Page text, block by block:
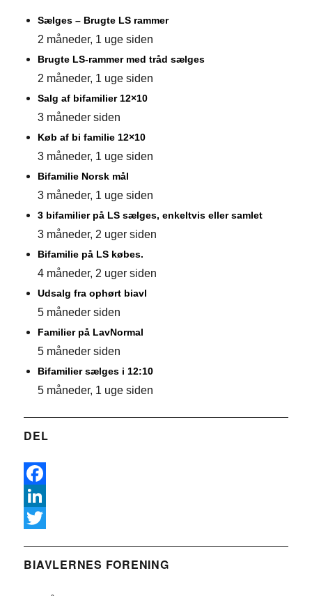
Sælges – Brugte LS rammer
2 måneder, 1 uge siden
Brugte LS-rammer med tråd sælges
2 måneder, 1 uge siden
Salg af bifamilier 12×10
3 måneder siden
Køb af bi familie 12×10
3 måneder, 1 uge siden
Bifamilie Norsk mål
3 måneder, 1 uge siden
3 bifamilier på LS sælges, enkeltvis eller samlet
3 måneder, 2 uger siden
Bifamilie på LS købes.
4 måneder, 2 uger siden
Udsalg fra ophørt biavl
5 måneder siden
Familier på LavNormal
5 måneder siden
Bifamilier sælges i 12:10
5 måneder, 1 uge siden
DEL
F
a
e
L
n
w
BIAVLERNES FORENING